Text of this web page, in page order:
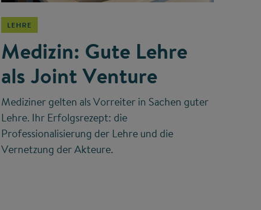
LEHRE
Medizin: Gute Lehre
als Joint Venture
Mediziner gelten als Vorreiter in Sachen guter
Lehre. Ihr Erfolgsrezept: die
Professionalisierung der Lehre und die
Vernetzung der Akteure.